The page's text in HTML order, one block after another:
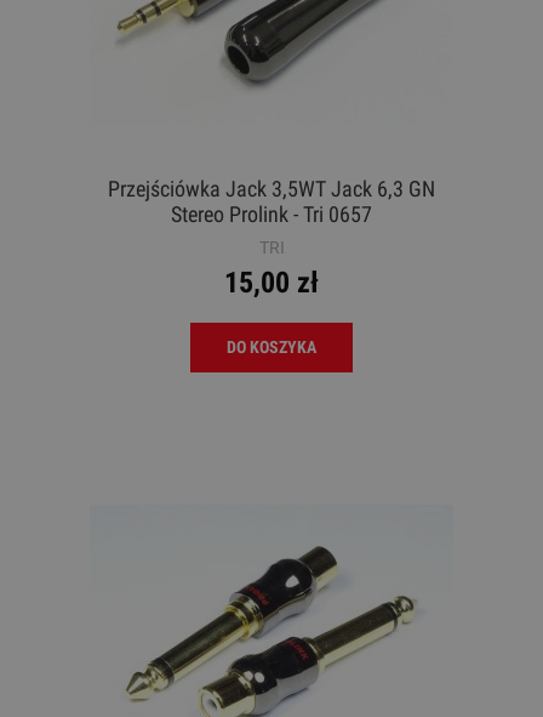
Przejściówka Jack 3,5WT Jack 6,3 GN
Stereo Prolink - Tri 0657
TRI
15,00 zł
DO KOSZYKA